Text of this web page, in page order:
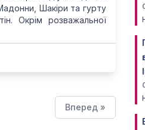
Шакіри та гурту
Окрім розважальної
Вперед »